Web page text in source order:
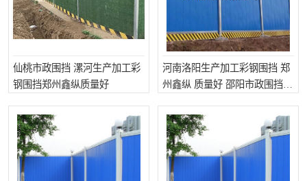
仙桃市政围挡 漯河生产加工彩
钢围挡郑州鑫纵质量好
河南洛阳生产加工彩钢围挡 郑
州鑫纵 质量好 邵阳市政围挡